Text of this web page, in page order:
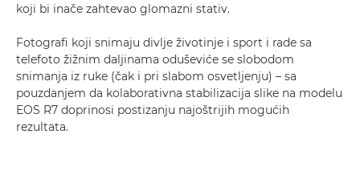
koji bi inače zahtevao glomazni stativ.
Fotografi koji snimaju divlje životinje i sport i rade sa
telefoto žižnim daljinama oduševiće se slobodom
snimanja iz ruke (čak i pri slabom osvetljenju) – sa
pouzdanjem da kolaborativna stabilizacija slike na modelu
EOS R7 doprinosi postizanju najoštrijih mogućih
rezultata.